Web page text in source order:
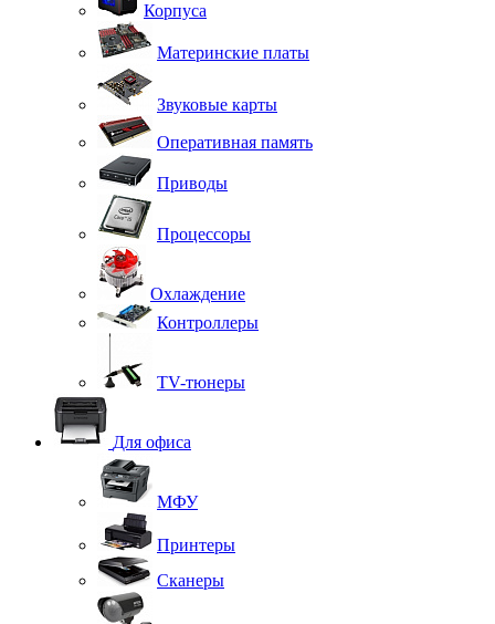
Корпуса
Материнские платы
Звуковые карты
Оперативная память
Приводы
Процессоры
Охлаждение
Контроллеры
TV-тюнеры
Для офиса
МФУ
Принтеры
Сканеры